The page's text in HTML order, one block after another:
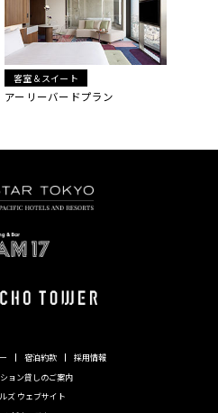
客室＆スイート
アーリーバードプラン
宿泊約款
採用情報
ョン貸しのご案内
ズ ウェブサイト